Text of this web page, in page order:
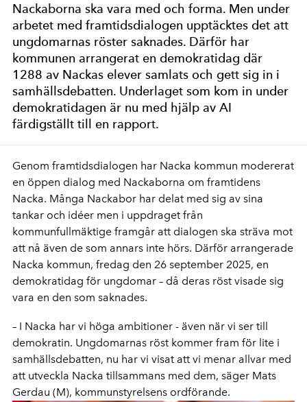
Nackaborna ska vara med och forma. Men under
arbetet med framtidsdialogen upptäcktes det att
ungdomarnas röster saknades. Därför har
kommunen arrangerat en demokratidag där
1288 av Nackas elever samlats och gett sig in i
samhällsdebatten. Underlaget som kom in under
demokratidagen är nu med hjälp av AI
färdigställt till en rapport.
Genom framtidsdialogen har Nacka kommun modererat
en öppen dialog med Nackaborna om framtidens
Nacka. Många Nackabor har delat med sig av sina
tankar och idéer men i uppdraget från
kommunfullmäktige framgår att dialogen ska sträva mot
att nå även de som annars inte hörs. Därför arrangerade
Nacka kommun, fredag den 26 september 2025, en
demokratidag för ungdomar – då deras röst visade sig
vara en den som saknades.
– I Nacka har vi höga ambitioner - även när vi ser till
demokratin. Ungdomarnas röst kommer fram för lite i
samhällsdebatten, nu har vi visat att vi menar allvar med
att utveckla Nacka tillsammans med dem, säger Mats
Gerdau (M), kommunstyrelsens ordförande.